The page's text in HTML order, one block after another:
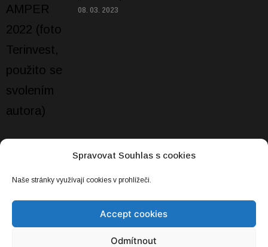
Spravovat Souhlas s cookies
Naše stránky využívají cookies v prohlížeči.
Accept cookies
Odmítnout
08. 03. 2023
NEJČTENĚJŠÍ
Stačí dolít